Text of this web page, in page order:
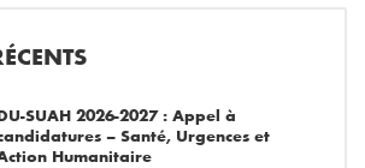
SUAH 2026-2027 : Appel à
– Santé, Urgences et
Humanitaire